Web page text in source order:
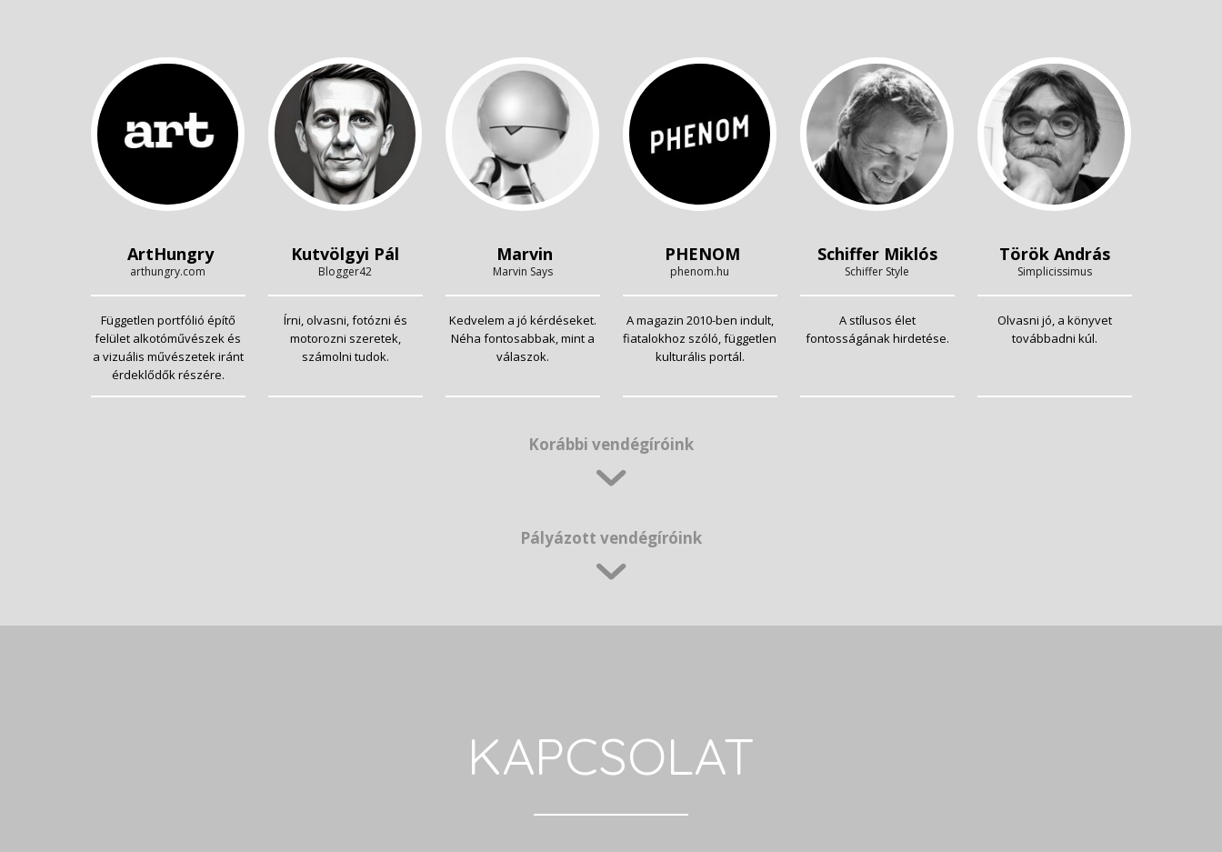
ArtHungry
arthungry.com
Független portfólió építő
felület alkotóművészek és
a vizuális művészetek iránt
érdeklődők részére.
Kutvölgyi Pál
Blogger42
Írni, olvasni, fotózni és
motorozni szeretek,
számolni tudok.
Marvin
Marvin Says
Kedvelem a jó kérdéseket.
Néha fontosabbak, mint a
válaszok.
PHENOM
phenom.hu
A magazin 2010-ben indult,
fiatalokhoz szóló, független
kulturális portál.
Schiffer Miklós
Schiffer Style
A stílusos élet
fontosságának hirdetése.
Török András
Simplicissimus
Olvasni jó, a könyvet
továbbadni kúl.
Korábbi vendégíróink
Pályázott vendégíróink
KAPCSOLAT